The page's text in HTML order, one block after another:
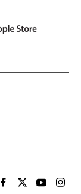
EL PAÍS BRASIL EN
EL PAÍSEL PAÍS
EL